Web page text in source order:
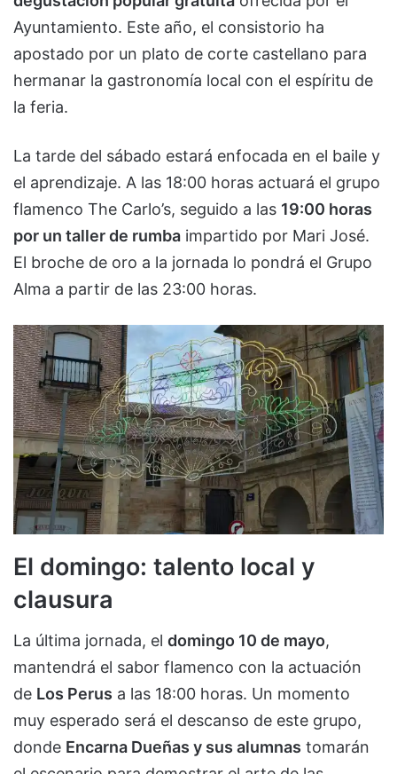
Ayuntamiento. Este año, el consistorio ha
apostado por un plato de corte castellano para
hermanar la gastronomía local con el espíritu de
la feria.
La tarde del sábado estará enfocada en el baile y
el aprendizaje. A las 18:00 horas actuará el grupo
flamenco The Carlo’s, seguido a las 19:00 horas
por un taller de rumba impartido por Mari José.
El broche de oro a la jornada lo pondrá el Grupo
Alma a partir de las 23:00 horas.
El domingo: talento local y
clausura
La última jornada, el domingo 10 de mayo,
mantendrá el sabor flamenco con la actuación
de Los Perus a las 18:00 horas. Un momento
muy esperado será el descanso de este grupo,
donde Encarna Dueñas y sus alumnas tomarán